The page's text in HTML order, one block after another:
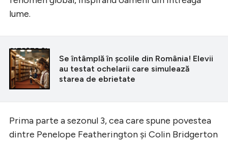
lume.
CITEȘTE ȘI
Se întâmplă în şcolile din România! Elevii
au testat ochelarii care simulează
starea de ebrietate
Prima parte a sezonul 3, cea care spune povestea
dintre Penelope Featherington şi Colin Bridgerton